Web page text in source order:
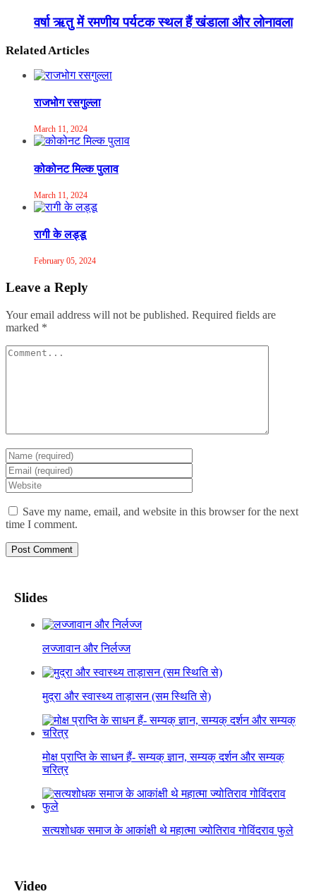
वर्षा ऋतु में रमणीय पर्यटक स्थल हैं खंडाला और लोनावला
Related Articles
राजभोग रसगुल्ला
March 11, 2024
कोकोनट मिल्क पुलाव
March 11, 2024
रागी के लड्डू
February 05, 2024
Leave a Reply
Your email address will not be published. Required fields are
marked *
Save my name, email, and website in this browser for the next
time I comment.
Slides
लज्जावान और निर्लज्ज
मुद्रा और स्वास्थ्य ताड़ासन (सम स्थिति से)
मोक्ष प्राप्ति के साधन हैं- सम्यक् ज्ञान, सम्यक् दर्शन और सम्यक्
चरित्र
सत्यशोधक समाज के आकांक्षी थे महात्मा ज्योतिराव गोविंदराव फुले
Video